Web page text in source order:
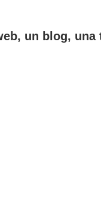
un blog,